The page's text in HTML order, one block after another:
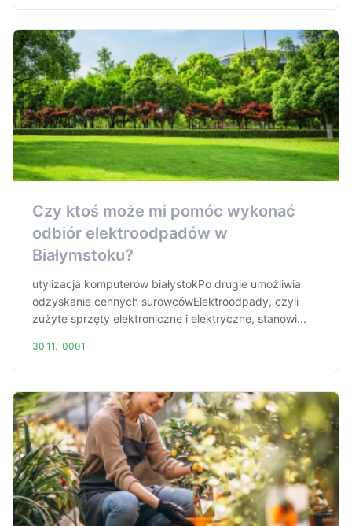
Czy ktoś może mi pomóc wykonać
odbiór elektroodpadów w
Białymstoku?
utylizacja komputerów białystokPo drugie umożliwia
odzyskanie cennych surowcówElektroodpady, czyli
zużyte sprzęty elektroniczne i elektryczne, stanowi...
30.11.-0001